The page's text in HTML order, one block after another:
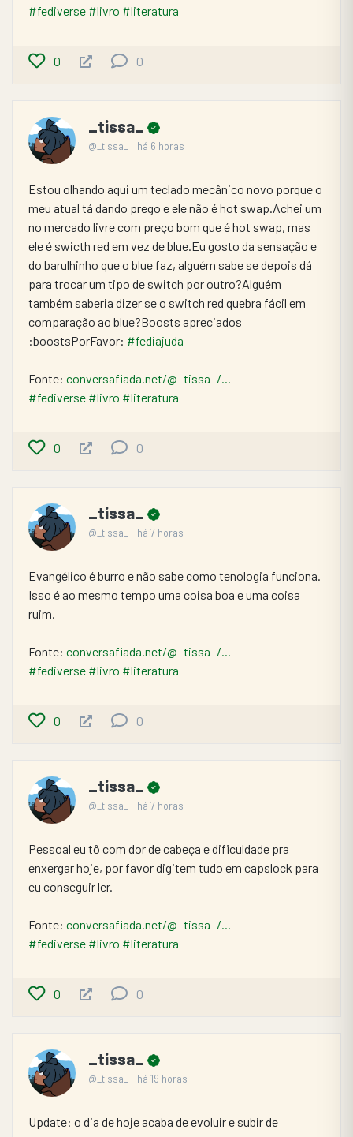
#fediverse #livro #literatura
0 0
_tissa_
@_tissa_ há 6 horas
Estou olhando aqui um teclado mecânico novo porque o
meu atual tá dando prego e ele não é hot swap.Achei um
no mercado livre com preço bom que é hot swap, mas
ele é swicth red em vez de blue.Eu gosto da sensação e
do barulhinho que o blue faz, alguém sabe se depois dá
para trocar um tipo de switch por outro?Alguém
também saberia dizer se o switch red quebra fácil em
comparação ao blue?Boosts apreciados
:boostsPorFavor: #fediajuda
Fonte: conversafiada.net/@_tissa_/...
#fediverse #livro #literatura
0 0
_tissa_
@_tissa_ há 7 horas
Evangélico é burro e não sabe como tenologia funciona.
Isso é ao mesmo tempo uma coisa boa e uma coisa
ruim.
Fonte: conversafiada.net/@_tissa_/...
#fediverse #livro #literatura
0 0
_tissa_
@_tissa_ há 7 horas
Pessoal eu tô com dor de cabeça e dificuldade pra
enxergar hoje, por favor digitem tudo em capslock para
eu conseguir ler.
Fonte: conversafiada.net/@_tissa_/...
#fediverse #livro #literatura
0 0
_tissa_
@_tissa_ há 19 horas
Update: o dia de hoje acaba de evoluir e subir de